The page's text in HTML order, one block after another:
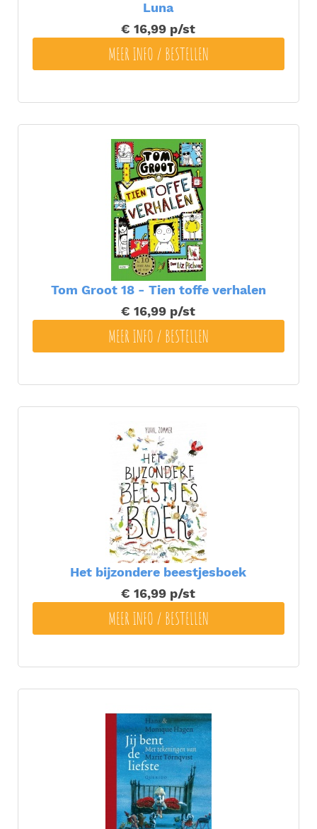
Luna
€ 16,99 p/st
MEER INFO / BESTELLEN
Tom Groot 18 - Tien toffe verhalen
€ 16,99 p/st
MEER INFO / BESTELLEN
Het bijzondere beestjesboek
€ 16,99 p/st
MEER INFO / BESTELLEN